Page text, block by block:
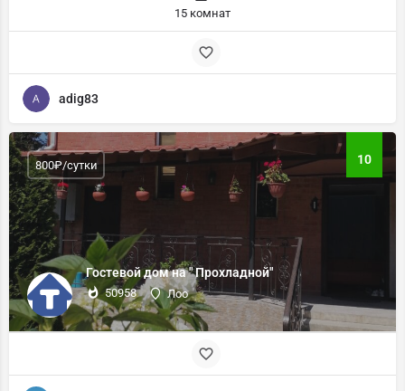
15 комнат
adig83
10
Гостевой дом на " Прохладной"
50958 Лоо
800₽/сутки